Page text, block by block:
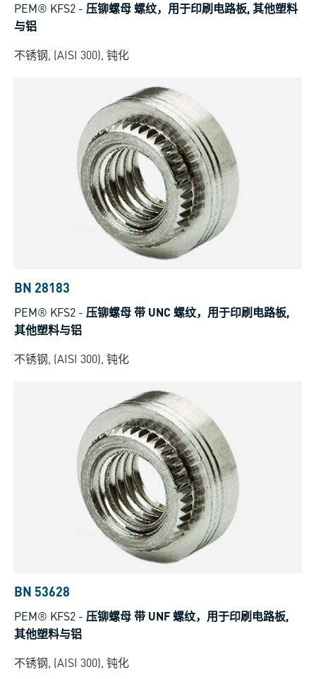
PEM® KFS2 - 压铆螺母 螺纹，用于印刷电路板, 其他塑料
与铝
不锈钢, (AISI 300), 钝化
BN 28183
PEM® KFS2 - 压铆螺母 带 UNC 螺纹，用于印刷电路板,
其他塑料与铝
不锈钢, (AISI 300), 钝化
BN 53628
PEM® KFS2 - 压铆螺母 带 UNF 螺纹，用于印刷电路板,
其他塑料与铝
不锈钢, (AISI 300), 钝化